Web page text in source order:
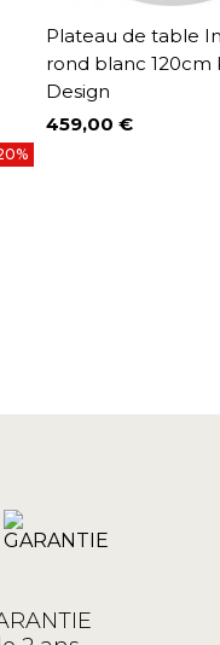
Plateau de table
rond blanc 120cm
Design
Prix
459,00 €